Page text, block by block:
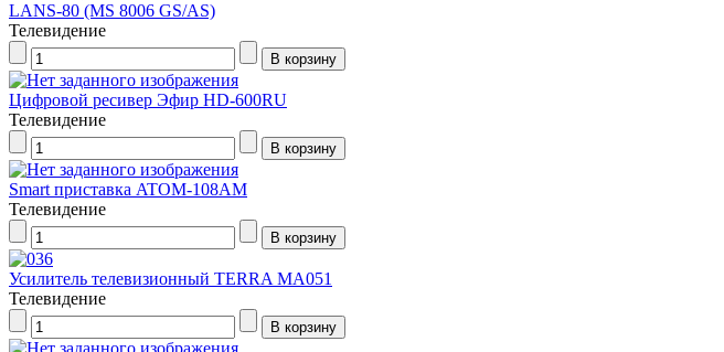
LANS-80 (MS 8006 GS/AS)
Телевидение
Цифровой ресивер Эфир HD-600RU
Телевидение
Smart приставка ATOM-108AM
Телевидение
Усилитель телевизионный TERRA MA051
Телевидение